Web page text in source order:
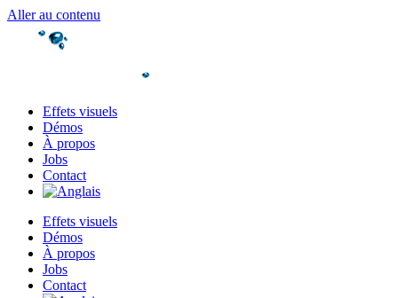
Aller au contenu
Effets visuels
Démos
À propos
Jobs
Contact
Effets visuels
Démos
À propos
Jobs
Contact